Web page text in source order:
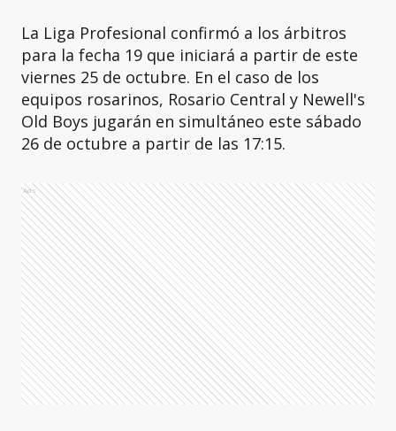
La Liga Profesional confirmó a los árbitros
para la fecha 19 que iniciará a partir de este
viernes 25 de octubre. En el caso de los
equipos rosarinos, Rosario Central y Newell's
Old Boys jugarán en simultáneo este sábado
26 de octubre a partir de las 17:15.
Ads